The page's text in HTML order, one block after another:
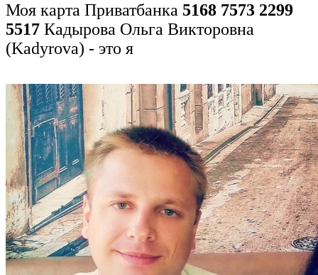
Моя карта Приватбанка 5168 7573 2299
5517 Кадырова Ольга Викторовна
(Kadyrova) - это я